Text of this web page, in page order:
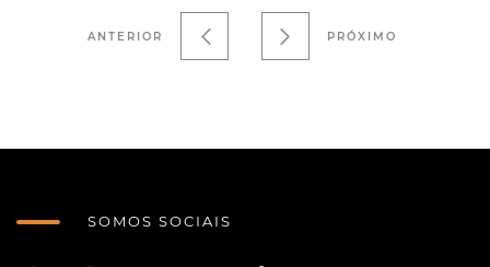
ANTERIOR PRÓXIMO
SOMOS SOCIAIS